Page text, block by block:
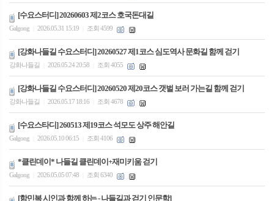
[수요스터디] 20260603 제2코스 호국돈대길
Galgong 2026.05.31 15:19 조회 4599
[강화나들길 수요스터디] 20260527 제1코스 심도역사 문화길 함께 걷기
강화나들길 2026.05.24 20:58 조회 4055
[강화나들길 수요스터디] 20260520 제20코스 갯벌 보러 가는길 함께 걷기
강화나들길 2026.05.17 18:16 조회 4678
[수요스타디] 260513 제19코스 석모도 상주 해안길
Galgong 2026.05.10 06:15 조회 4106
*클린데이* 나들길 클린데이+재미키움 걷기
Galgong 2026.05.05 07:48 조회 6340
[함민복 시인과 함께 하는 - 나들길과 걷기 인문학]